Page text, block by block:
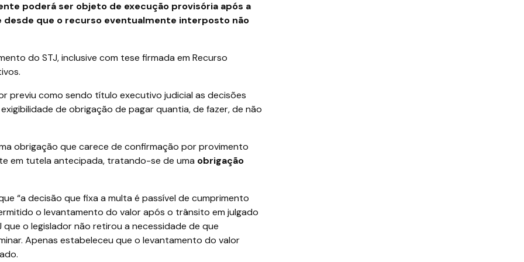
poderá ser objeto de execução provisória após a
que o recurso eventualmente interposto não
do STJ, inclusive com tese firmada em Recurso
previu como sendo título executivo judicial as decisões
de obrigação de pagar quantia, de fazer, de não
obrigação que carece de confirmação por provimento
em tutela antecipada, tratando-se de uma obrigação
“a decisão que fixa a multa é passível de cumprimento
o levantamento do valor após o trânsito em julgado
o legislador não retirou a necessidade de que
Apenas estabeleceu que o levantamento do valor